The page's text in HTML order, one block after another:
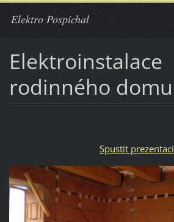
Elektro Pospíchal
Elektroinstalace
rodinného domu
Spustit prezentaci